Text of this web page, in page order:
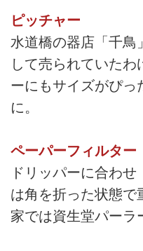
ピッチャー
水道橋の器店「千鳥
して売られていた
ーにもサイズがぴっ
に。
ペーパーフィルター
ドリッパーに合わ
は角を折った状態で
家では資生堂パーラ